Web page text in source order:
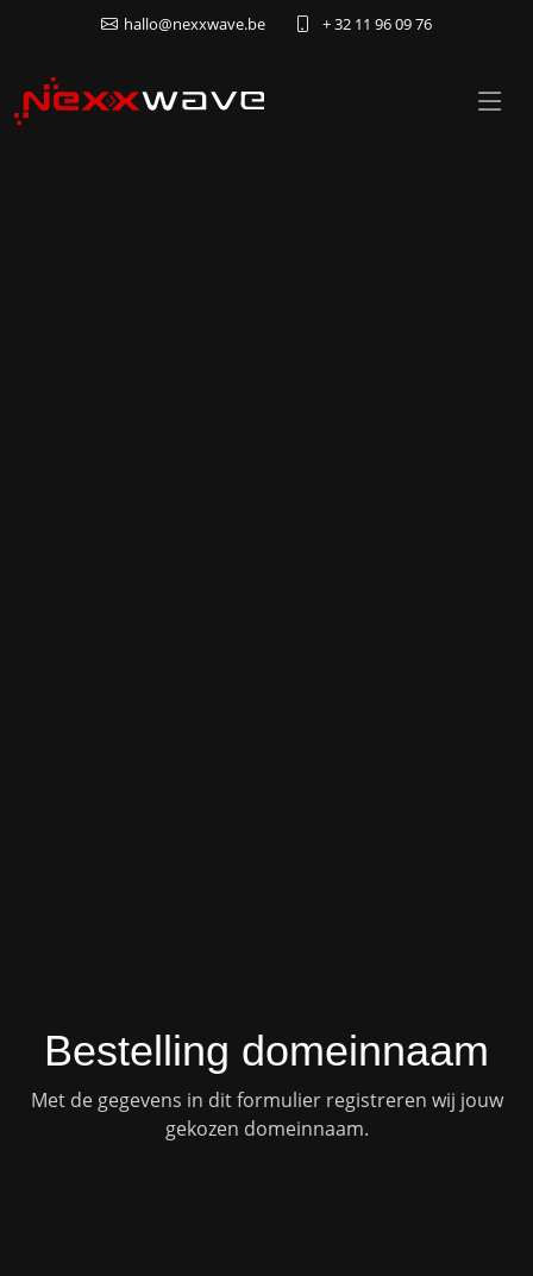
hallo@nexxwave.be + 32 11 96 09 76
Bestelling domeinnaam
Met de gegevens in dit formulier registreren wij jouw
gekozen domeinnaam.